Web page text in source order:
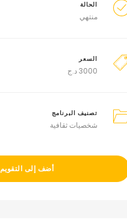
الحالة
منتهي
السعر
3000د.ج
تصنيف البرنامج
شخصيات ثقافية
أضف إلى التقويم